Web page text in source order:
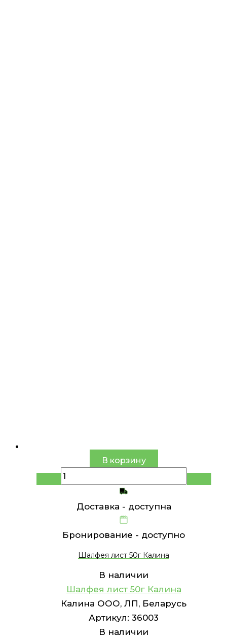
В корзину
Доставка - доступна
Бронирование - доступно
Шалфея лист 50г Калина
В наличии
Шалфея лист 50г Калина
Калина ООО, ЛП, Беларусь
Артикул: 36003
В наличии